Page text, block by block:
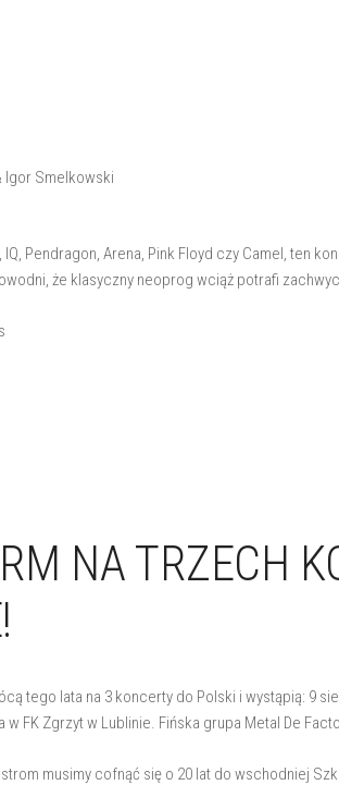
Igor Smelkowski
Pendragon, Arena, Pink Floyd czy Camel, ten
że klasyczny neoprog wciąż potrafi
NA TRZECH
tego lata na 3 koncerty do Polski i wystąpią: 9
w FK Zgrzyt w Lublinie. Fińska grupa Metal De
musimy cofnąć się o 20 lat do wschodniej